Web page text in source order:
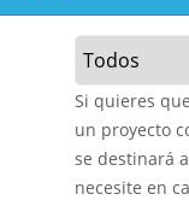
Si quieres
un proyecto
se destinará
necesite en